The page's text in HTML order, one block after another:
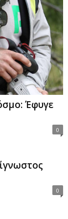
Έφυγε
0
0